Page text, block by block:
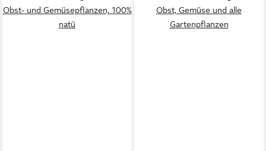
Obst- und Gemüsepflanzen, 100%
natü
Obst, Gemüse und alle
Gartenpflanzen